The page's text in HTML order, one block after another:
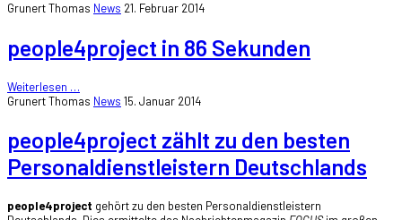
Grunert Thomas News 21. Februar 2014
people4project in 86 Sekunden
Weiterlesen …
Grunert Thomas News 15. Januar 2014
people4project zählt zu den besten
Personaldienstleistern Deutschlands
people4project gehört zu den besten Personaldienstleistern